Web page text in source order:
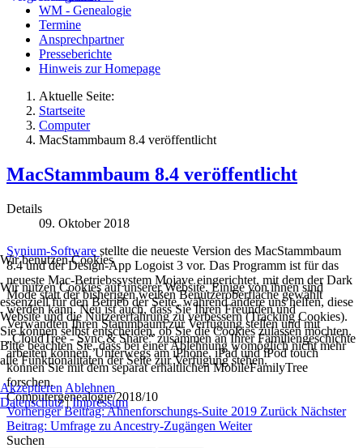
WM - Genealogie
Termine
Ansprechpartner
Presseberichte
Hinweis zur Homepage
Aktuelle Seite:
Startseite
Computer
MacStammbaum 8.4 veröffentlicht
MacStammbaum 8.4 veröffentlicht
Details
09. Oktober 2018
Synium-Software stellte die neueste Version des MacStammbaum
8.4 und der Design-App Logoist 3 vor. Das Programm ist für das
neueste Mac-Betriebssystem Mojave eingerichtet, mit dem der Dark
Mode statt der bisherigen weißen Benutzeroberfläche gewählt
werden kann. Neu ist auch, dass Sie Ihren Freunden und
Verwandten Ihren Stammbaum zur Verfügung stellen und mit
„CloudTree - Sync & Share“ zusammen an Ihrer Familiengeschichte
arbeiten können. Unterwegs am iPhone, iPad und iPod touch
können Sie mit dem separat erhältlichen MobileFamilyTree
forschen.
Computergenealogie/2018/10
Vorheriger Beitrag: Ahnenforschungs-Suite 2019 Zurück Nächster
Beitrag: Umfrage zu Ancestry-Zugängen Weiter
Suchen
Wir benutzen Cookies
Wir nutzen Cookies auf unserer Website. Einige von ihnen sind
essenziell für den Betrieb der Seite, während andere uns helfen, diese
Website und die Nutzererfahrung zu verbessern (Tracking Cookies).
Sie können selbst entscheiden, ob Sie die Cookies zulassen möchten.
Bitte beachten Sie, dass bei einer Ablehnung womöglich nicht mehr
alle Funktionalitäten der Seite zur Verfügung stehen.
Akzeptieren Ablehnen
Datenschutz|Impressum